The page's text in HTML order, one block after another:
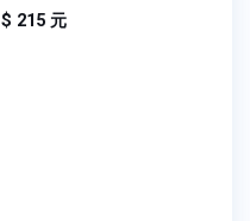
$ 215 元